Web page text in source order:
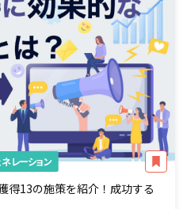
レーション
得13の施策を紹介！成功する